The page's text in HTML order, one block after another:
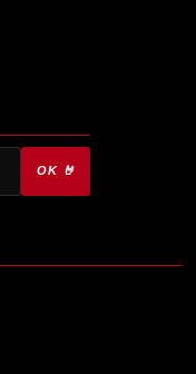
OK 🤘